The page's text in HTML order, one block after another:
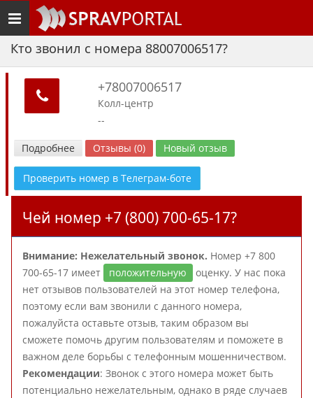
Toggle
navigation
Кто звонил с номера 88007006517?
+78007006517
Колл-центр
--
Подробнее Отзывы (0) Новый отзыв
Проверить номер в Телеграм-боте
Чей номер +7 (800) 700-65-17?
Внимание: Нежелательный звонок. Номер +7 800
700-65-17 имеет
положительную
оценку. У нас пока
нет отзывов пользователей на этот номер телефона,
поэтому если вам звонили с данного номера,
пожалуйста оставьте отзыв, таким образом вы
сможете помочь другим пользователям и поможете в
важном деле борьбы с телефонным мошенничеством.
Рекомендации: Звонок с этого номера может быть
потенциально нежелательным, однако в ряде случаев